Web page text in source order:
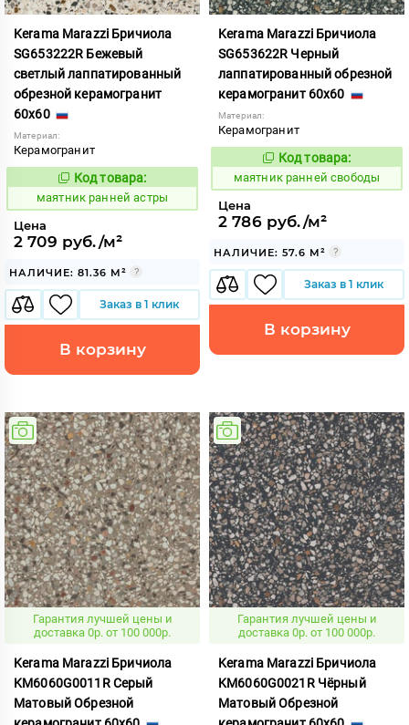
Kerama Marazzi Бричиола
SG653222R Бежевый
светлый лаппатированный
обрезной керамогранит
60x60
Материал:
Керамогранит
931581
Код товара:
маятник ранней астры
Цена
2 709 руб./м²
НАЛИЧИЕ: 81.36 М²
Заказ в 1 клик
В корзину
Kerama Marazzi Бричиола
SG653622R Черный
лаппатированный обрезной
керамогранит 60x60
Материал:
Керамогранит
931585
Код товара:
маятник ранней свободы
Цена
2 786 руб./м²
НАЛИЧИЕ: 57.6 М²
Заказ в 1 клик
В корзину
Гарантия лучшей цены и
доставка 0р. от 100 000р.
Kerama Marazzi Бричиола
KM6060G0011R Серый
Матовый Обрезной
Гарантия лучшей цены и
доставка 0р. от 100 000р.
Kerama Marazzi Бричиола
KM6060G0021R Чёрный
Матовый Обрезной